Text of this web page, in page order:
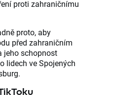
proti zahraničnímu
proto, aby
před zahraničním
jeho schopnost
lidech ve Spojených